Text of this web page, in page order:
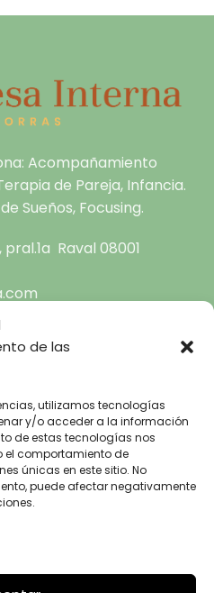
de las
utilizamos tecnologías
y/o acceder a la información
de estas tecnologías nos
el comportamiento de
únicas en este sitio. No
puede afectar negativamente
Acompañamiento
de Pareja, Infancia.
Sueños, Focusing.
Raval 08001
AVISO LEGAL
POLÍTICA DE
PRIVACIDAD
POLÍTICA DE
COOKIES
Y DESARROLLO WEB